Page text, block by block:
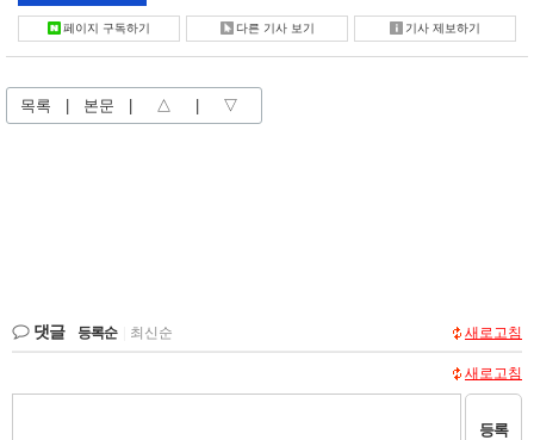
페이지 구독하기 다른 기사 보기 기사 제보하기
목록 본문 △ ▽
댓글 등록순 최신순 새로고침
새로고침
등록